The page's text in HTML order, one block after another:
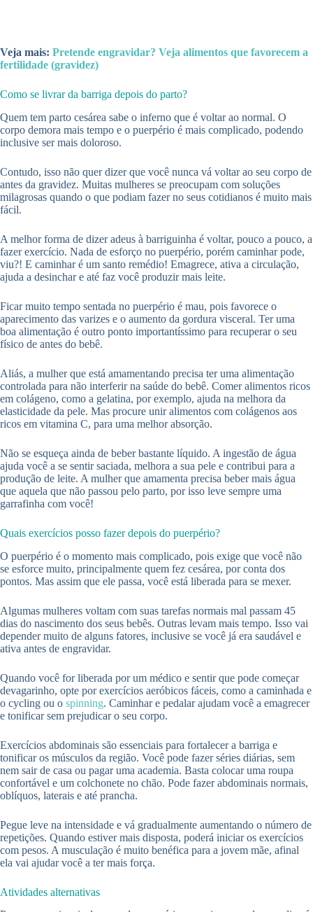
Veja mais: Pretende engravidar? Veja alimentos que favorecem a
fertilidade (gravidez)
Como se livrar da barriga depois do parto?
Quem tem parto cesárea sabe o inferno que é voltar ao normal. O
corpo demora mais tempo e o puerpério é mais complicado, podendo
inclusive ser mais doloroso.
Contudo, isso não quer dizer que você nunca vá voltar ao seu corpo de
antes da gravidez. Muitas mulheres se preocupam com soluções
milagrosas quando o que podiam fazer no seus cotidianos é muito mais
fácil.
A melhor forma de dizer adeus à barriguinha é voltar, pouco a pouco, a
fazer exercício. Nada de esforço no puerpério, porém caminhar pode,
viu?! E caminhar é um santo remédio! Emagrece, ativa a circulação,
ajuda a desinchar e até faz você produzir mais leite.
Ficar muito tempo sentada no puerpério é mau, pois favorece o
aparecimento das varizes e o aumento da gordura visceral. Ter uma
boa alimentação é outro ponto importantíssimo para recuperar o seu
físico de antes do bebê.
Aliás, a mulher que está amamentando precisa ter uma alimentação
controlada para não interferir na saúde do bebê. Comer alimentos ricos
em colágeno, como a gelatina, por exemplo, ajuda na melhora da
elasticidade da pele. Mas procure unir alimentos com colágenos aos
ricos em vitamina C, para uma melhor absorção.
Não se esqueça ainda de beber bastante líquido. A ingestão de água
ajuda você a se sentir saciada, melhora a sua pele e contribui para a
produção de leite. A mulher que amamenta precisa beber mais água
que aquela que não passou pelo parto, por isso leve sempre uma
garrafinha com você!
Quais exercícios posso fazer depois do puerpério?
O puerpério é o momento mais complicado, pois exige que você não
se esforce muito, principalmente quem fez cesárea, por conta dos
pontos. Mas assim que ele passa, você está liberada para se mexer.
Algumas mulheres voltam com suas tarefas normais mal passam 45
dias do nascimento dos seus bebês. Outras levam mais tempo. Isso vai
depender muito de alguns fatores, inclusive se você já era saudável e
ativa antes de engravidar.
Quando você for liberada por um médico e sentir que pode começar
devagarinho, opte por exercícios aeróbicos fáceis, como a caminhada e
o cycling ou o spinning. Caminhar e pedalar ajudam você a emagrecer
e tonificar sem prejudicar o seu corpo.
Exercícios abdominais são essenciais para fortalecer a barriga e
tonificar os músculos da região. Você pode fazer séries diárias, sem
nem sair de casa ou pagar uma academia. Basta colocar uma roupa
confortável e um colchonete no chão. Pode fazer abdominais normais,
oblíquos, laterais e até prancha.
Pegue leve na intensidade e vá gradualmente aumentando o número de
repetições. Quando estiver mais disposta, poderá iniciar os exercícios
com pesos. A musculação é muito benéfica para a jovem mãe, afinal
ela vai ajudar você a ter mais força.
Atividades alternativas